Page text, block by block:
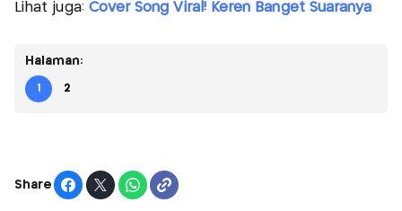
Lihat juga: Cover Song Viral! Keren Banget Suaranya
Halaman:
1 2
Share